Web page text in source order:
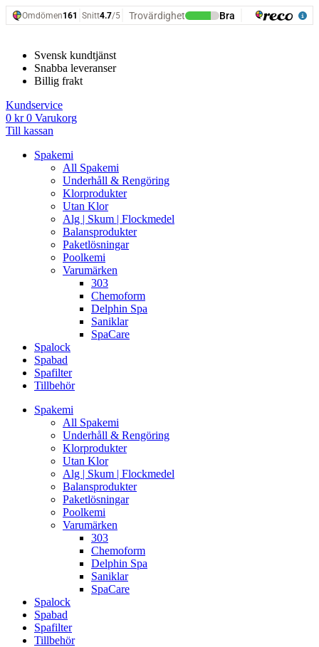
Hoppa
till
Svensk kundtjänst
Snabba leveranser
Billig frakt
Kundservice
0 kr 0 Varukorg
Till kassan
Spakemi
All Spakemi
Underhåll & Rengöring
Klorprodukter
Utan Klor
Alg | Skum | Flockmedel
Balansprodukter
Paketlösningar
Poolkemi
Varumärken
303
Chemoform
Delphin Spa
Saniklar
SpaCare
Spalock
Spabad
Spafilter
Tillbehör
Spakemi
All Spakemi
Underhåll & Rengöring
Klorprodukter
Utan Klor
Alg | Skum | Flockmedel
Balansprodukter
Paketlösningar
Poolkemi
Varumärken
303
Chemoform
Delphin Spa
Saniklar
SpaCare
Spalock
Spabad
Spafilter
Tillbehör